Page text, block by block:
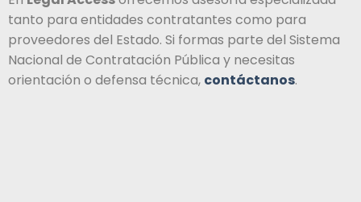
tanto para entidades contratantes como para
proveedores del Estado. Si formas parte del Sistema
Nacional de Contratación Pública y necesitas
orientación o defensa técnica, contáctanos.